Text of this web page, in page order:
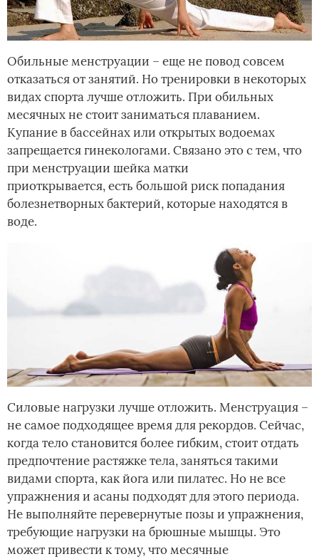
Обильные менструации – еще не повод совсем
отказаться от занятий. Но тренировки в некоторых
видах спорта лучше отложить. При обильных
месячных не стоит заниматься плаванием.
Купание в бассейнах или открытых водоемах
запрещается гинекологами. Связано это с тем, что
при менструации шейка матки
приоткрывается, есть большой риск попадания
болезнетворных бактерий, которые находятся в
воде.
Силовые нагрузки лучше отложить. Менструация –
не самое подходящее время для рекордов. Сейчас,
когда тело становится более гибким, стоит отдать
предпочтение растяжке тела, заняться такими
видами спорта, как йога или пилатес. Но не все
упражнения и асаны подходят для этого периода.
Не выполняйте перевернутые позы и упражнения,
требующие нагрузки на брюшные мышцы. Это
может привести к тому, что месячные